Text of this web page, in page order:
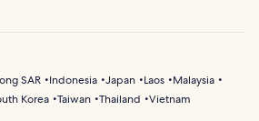
SAR Indonesia Japan Laos
Malaysia
Korea Taiwan Thailand Vietnam